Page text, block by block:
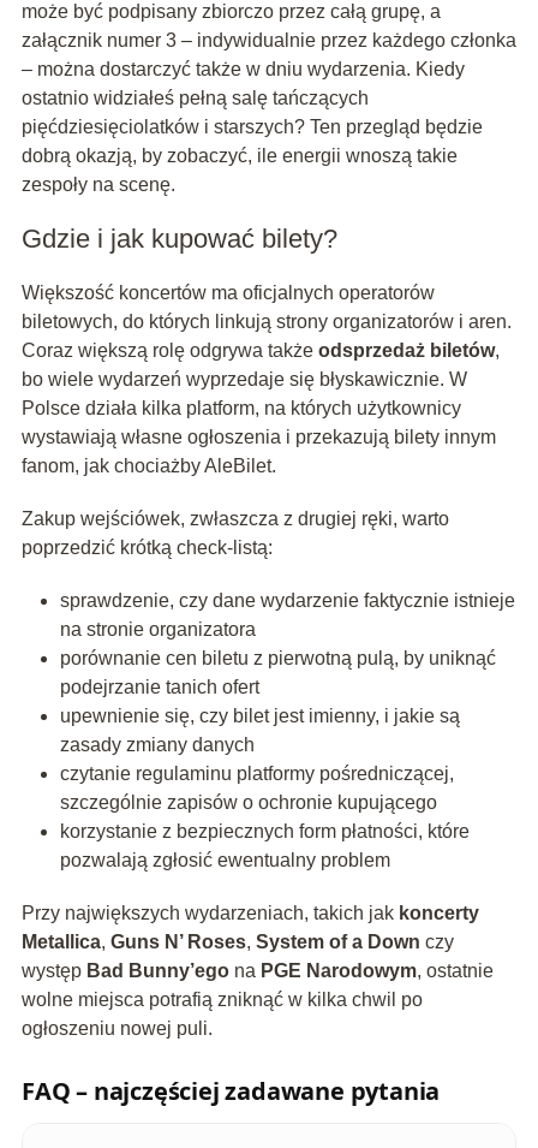
może być podpisany zbiorczo przez całą grupę, a
załącznik numer 3 – indywidualnie przez każdego członka
– można dostarczyć także w dniu wydarzenia. Kiedy
ostatnio widziałeś pełną salę tańczących
pięćdziesięciolatków i starszych? Ten przegląd będzie
dobrą okazją, by zobaczyć, ile energii wnoszą takie
zespoły na scenę.
Gdzie i jak kupować bilety?
Większość koncertów ma oficjalnych operatorów
biletowych, do których linkują strony organizatorów i aren.
Coraz większą rolę odgrywa także odsprzedaż biletów,
bo wiele wydarzeń wyprzedaje się błyskawicznie. W
Polsce działa kilka platform, na których użytkownicy
wystawiają własne ogłoszenia i przekazują bilety innym
fanom, jak chociażby AleBilet.
Zakup wejściówek, zwłaszcza z drugiej ręki, warto
poprzedzić krótką check-listą:
sprawdzenie, czy dane wydarzenie faktycznie istnieje
na stronie organizatora
porównanie cen biletu z pierwotną pulą, by uniknąć
podejrzanie tanich ofert
upewnienie się, czy bilet jest imienny, i jakie są
zasady zmiany danych
czytanie regulaminu platformy pośredniczącej,
szczególnie zapisów o ochronie kupującego
korzystanie z bezpiecznych form płatności, które
pozwalają zgłosić ewentualny problem
Przy największych wydarzeniach, takich jak koncerty
Metallica, Guns N’ Roses, System of a Down czy
występ Bad Bunny’egona PGE Narodowym, ostatnie
wolne miejsca potrafią zniknąć w kilka chwil po
ogłoszeniu nowej puli.
FAQ – najczęściej zadawane pytania